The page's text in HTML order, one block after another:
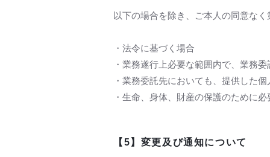
以下の場合を除き、ご本人の同意な
・法令に基づく場合
・業務遂行上必要な範囲内で、業務
・業務委託先においても、提供した
・生命、身体、財産の保護のために
【5】変更及び通知について